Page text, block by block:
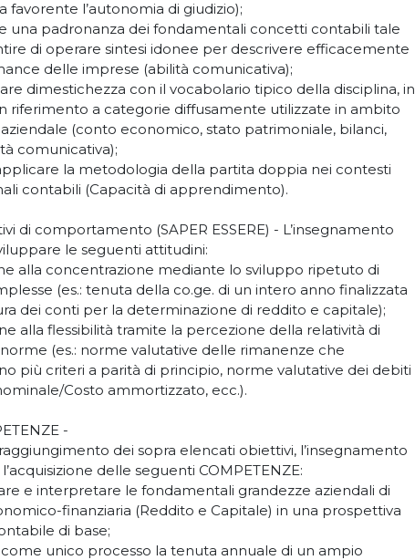
favorente l’autonomia di giudizio);
una padronanza dei fondamentali concetti contabili tale
di operare sintesi idonee per descrivere efficacemente
delle imprese (abilità comunicativa);
dimestichezza con il vocabolario tipico della disciplina, in
riferimento a categorie diffusamente utilizzate in ambito
(conto economico, stato patrimoniale, bilanci,
comunicativa);
la metodologia della partita doppia nei contesti
contabili (Capacità di apprendimento).
di comportamento (SAPER ESSERE) - L’insegnamento
le seguenti attitudini:
alla concentrazione mediante lo sviluppo ripetuto di
(es.: tenuta della co.ge. di un intero anno finalizzata
dei conti per la determinazione di reddito e capitale);
alla flessibilità tramite la percezione della relatività di
(es.: norme valutative delle rimanenze che
più criteri a parità di principio, norme valutative dei debiti
Costo ammortizzato, ecc.).
-
dei sopra elencati obiettivi, l’insegnamento
delle seguenti COMPETENZE:
e interpretare le fondamentali grandezze aziendali di
finanziaria (Reddito e Capitale) in una prospettiva
di base;
unico processo la tenuta annuale di un ampio